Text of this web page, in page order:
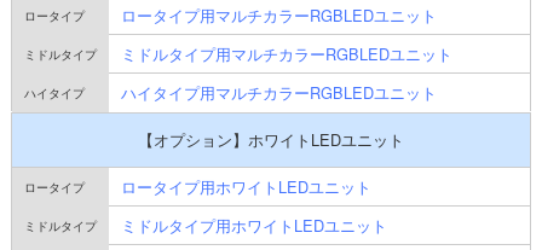
ロータイプ用マルチカラーRGBLEDユニット
ミドルタイプ用マルチカラーRGBLEDユニット
ハイタイプ用マルチカラーRGBLEDユニット
【オプション】ホワイトLEDユニット
ロータイプ用ホワイトLEDユニット
ミドルタイプ用ホワイトLEDユニット